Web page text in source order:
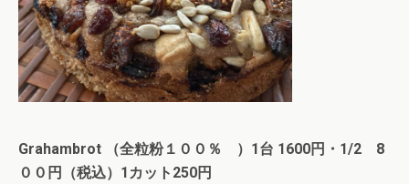
Grahambrot （全粒粉１００％ ）1台 1600円 ・1/2 8
００円（税込）1カット250円